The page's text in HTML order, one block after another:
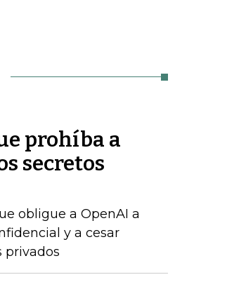
prohíba a
secretos
obligue a OpenAI a
y a cesar
privados